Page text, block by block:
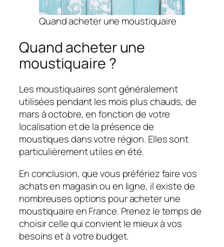
Quand acheter une moustiquaire
Quand acheter une
moustiquaire ?
Les moustiquaires sont généralement
utilisées pendant les mois plus chauds, de
mars à octobre, en fonction de votre
localisation et de la présence de
moustiques dans votre région. Elles sont
particulièrement utiles en été.
En conclusion, que vous préfériez faire vos
achats en magasin ou en ligne, il existe de
nombreuses options pour acheter une
moustiquaire en France. Prenez le temps de
choisir celle qui convient le mieux à vos
besoins et à votre budget.